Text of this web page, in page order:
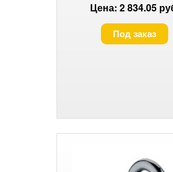
Цена: 2 834.05
Под заказ